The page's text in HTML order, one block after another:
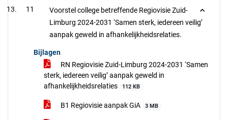
11
Voorstel college betreffende Regiovisie Zuid-
Limburg 2024-2031 ‘Samen sterk, iedereen veilig’
aanpak geweld in afhankelijkheidsrelaties.
Bijlagen
RN Regiovisie Zuid-Limburg 2024-2031 ‘Samen
sterk, iedereen veilig’ aanpak geweld in
afhankelijkheidsrelaties
112 KB
B1 Regiovisie aanpak GiA 3 MB